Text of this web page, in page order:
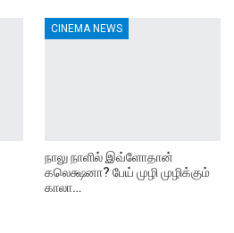
CINEMA NEWS
நாலு நாளில் இவ்ளோதான்
கலெக்ஷனா? பேய் முழி முழிக்கும்
காலா…